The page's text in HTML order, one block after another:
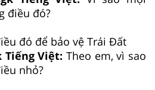
điều đó?
đó để bảo vệ Trái Đất
Tiếng Việt: Theo em, vì sao
nhỏ?